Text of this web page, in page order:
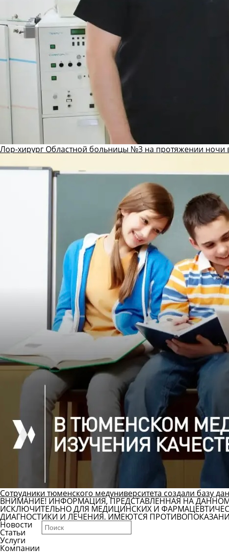
Лор-хирург Областной больницы №3 на протяжении
Сотрудники тюменского медуниверситета создали базу
ВНИМАНИЕ! ИНФОРМАЦИЯ, ПРЕДСТАВЛЕННАЯ НА
ИСКЛЮЧИТЕЛЬНО ДЛЯ МЕДИЦИНСКИХ И
ДИАГНОСТИКИ И ЛЕЧЕНИЯ. ИМЕЮТСЯ
Новости
Статьи
Услуги
Компании